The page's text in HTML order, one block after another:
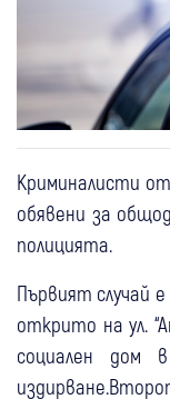
Криминалисти
обявени за
полицията.
Първият случай
открито на ул.
социален дом